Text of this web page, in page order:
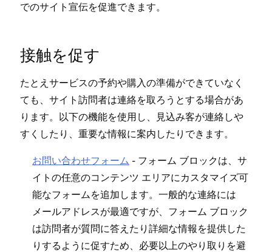
でのサイト宣伝を促進できます⁠。
接触を促す
たとえサ⁠ービスの予約や購入の準備ができていなく
ても⁠、サイト訪問者は連絡を取ろうとする場合があ
ります⁠。以下の機能を使用し⁠、見込み客が連絡しや
すくしたり⁠、重要な情報に案内したりできます⁠。
お問い合わせフ⁠ォ⁠ーム - フ⁠ォ⁠ーム ブロ⁠ックは⁠、サ
イトの任意のコンテンツ エリアにカスタマイズ可
能なフ⁠ォ⁠ームを追加します⁠。一般的な連絡には
メ⁠ールアドレスが最適ですが⁠、フ⁠ォ⁠ーム ブロ⁠ック
は訪問者が質問に答えたり詳細な情報を提供した
りするように促すため⁠、必要以上のやり取りを避